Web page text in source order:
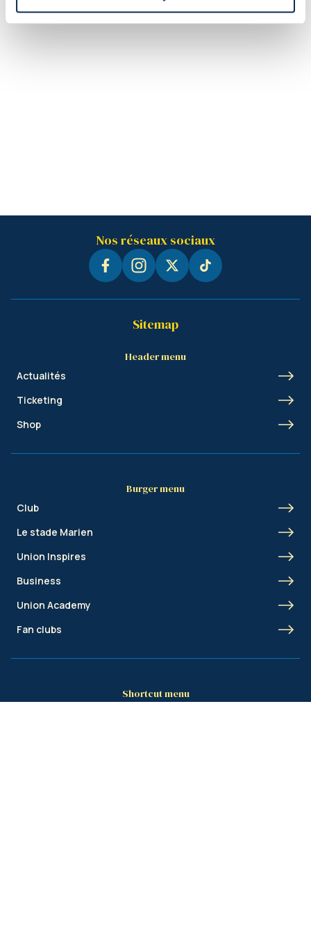
Nos réseaux sociaux
Sitemap
Header menu
Actualités
Ticketing
Shop
Burger menu
Club
Le stade Marien
Union Inspires
Business
Union Academy
Fan clubs
Shortcut menu